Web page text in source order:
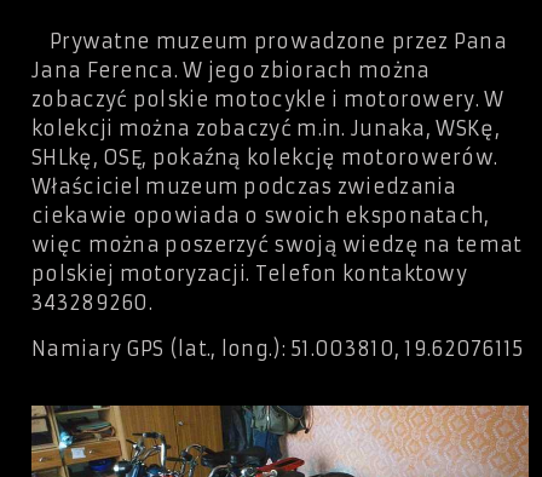
Prywatne muzeum prowadzone przez Pana
Jana Ferenca. W jego zbiorach można
zobaczyć polskie motocykle i motorowery. W
kolekcji można zobaczyć m.in. Junaka, WSKę,
SHLkę, OSĘ, pokaźną kolekcję motorowerów.
Właściciel muzeum podczas zwiedzania
ciekawie opowiada o swoich eksponatach,
więc można poszerzyć swoją wiedzę na temat
polskiej motoryzacji. Telefon kontaktowy
343289260.
Namiary GPS (lat., long.): 51.003810, 19.62076115